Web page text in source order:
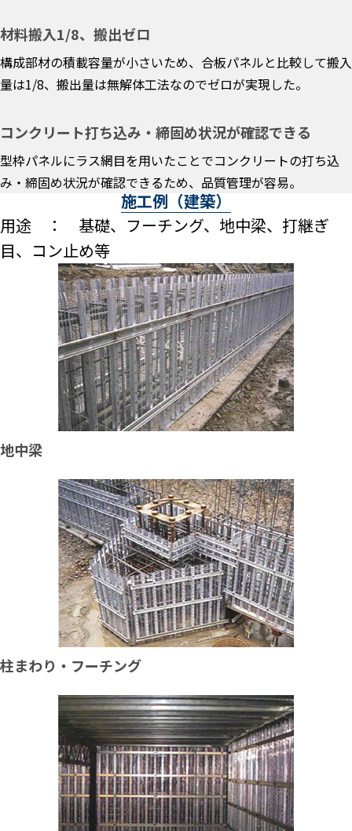
材料搬入1/8、搬出ゼロ
構成部材の積載容量が小さいため、合板パネルと比較して搬入
量は1/8、搬出量は無解体工法なのでゼロが実現した。
コンクリート打ち込み・締固め状況が確認できる
型枠パネルにラス網目を用いたことでコンクリートの打ち込
み・締固め状況が確認できるため、品質管理が容易。
施工例（建築）
用途 ： 基礎、フーチング、地中梁、打継ぎ
目、コン止め等
地中梁
柱まわり・フーチング